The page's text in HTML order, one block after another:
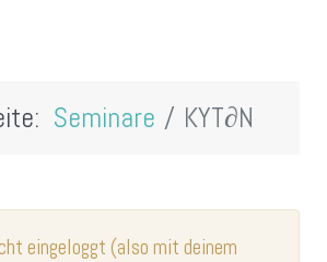
Seminare KYT∂N
eingeloggt (also mit deinem